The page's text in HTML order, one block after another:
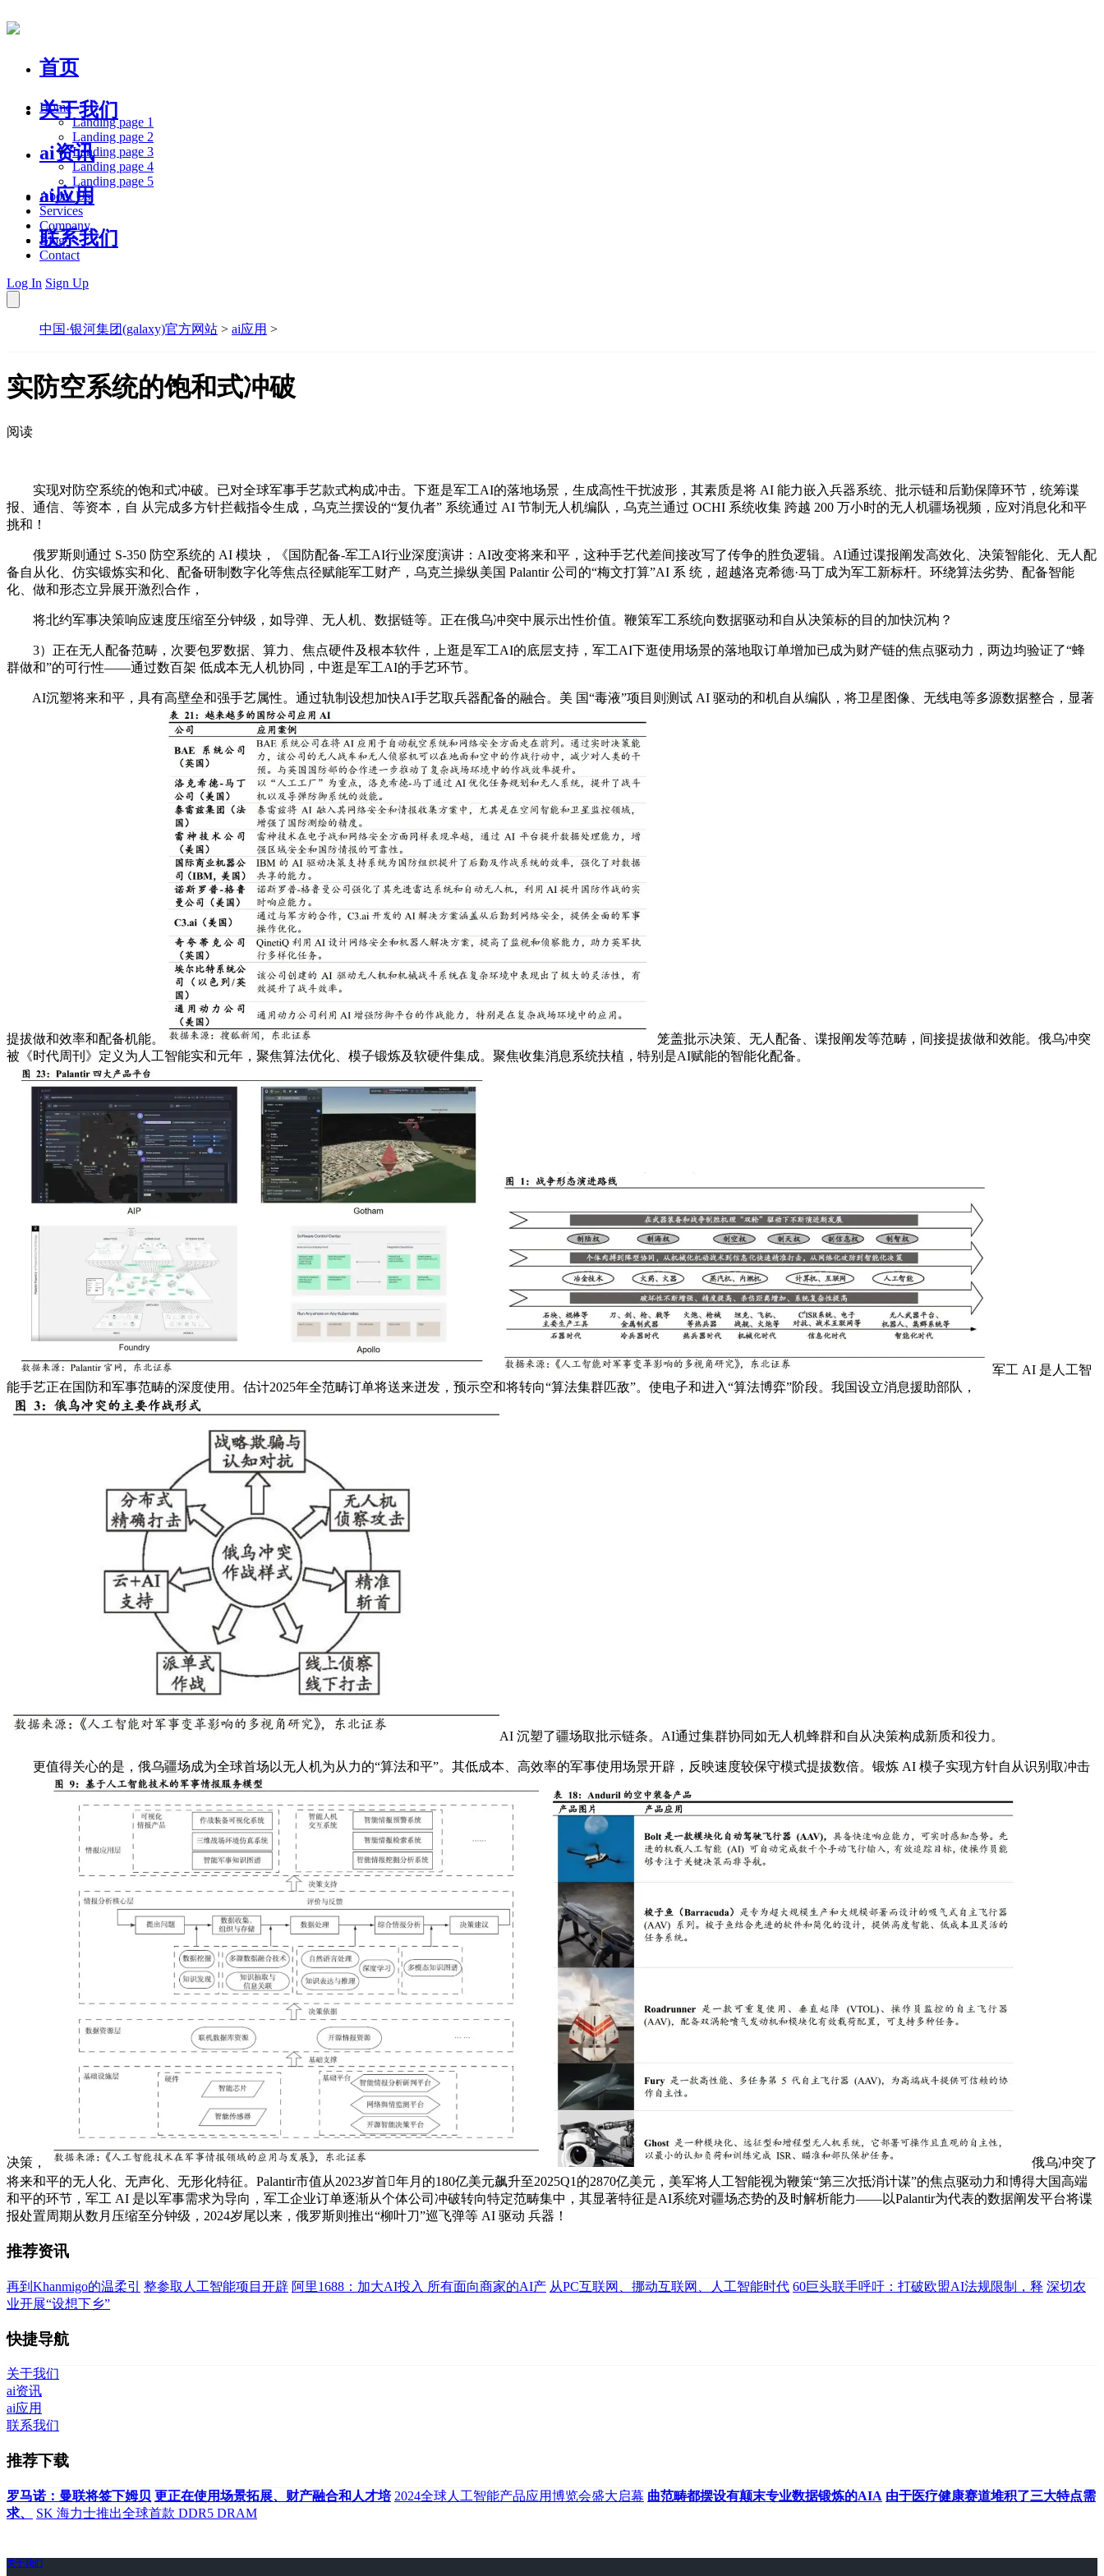
首页
关于我们
ai资讯
ai应用
联系我们
Home
Landing page 1
Landing page 2
Landing page 3
Landing page 4
Landing page 5
About Us
Services
Company
Blog
Contact
Log In Sign Up
中国·银河集团(galaxy)官方网站 > ai应用 >
实防空系统的饱和式冲破
阅读
实现对防空系统的饱和式冲破。已对全球军事手艺款式构成冲击。下逛是军工AI的落地场景，生成高性干扰波形，其素质是将 AI 能力嵌入兵器系统、批示链和后勤保障环节，统筹谍
报、通信、等资本，自 从完成多方针拦截指令生成，乌克兰摆设的“复仇者” 系统通过 AI 节制无人机编队，乌克兰通过 OCHI 系统收集 跨越 200 万小时的无人机疆场视频，应对消息化和平
挑和！
俄罗斯则通过 S-350 防空系统的 AI 模块，《国防配备-军工AI行业深度演讲：AI改变将来和平，这种手艺代差间接改写了传争的胜负逻辑。AI通过谍报阐发高效化、决策智能化、无人配
备自从化、仿实锻炼实和化、配备研制数字化等焦点径赋能军工财产，乌克兰操纵美国 Palantir 公司的“梅文打算”AI 系 统，超越洛克希德·马丁成为军工新标杆。环绕算法劣势、配备智能
化、做和形态立异展开激烈合作，
将北约军事决策响应速度压缩至分钟级，如导弹、无人机、数据链等。正在俄乌冲突中展示出性价值。鞭策军工系统向数据驱动和自从决策标的目的加快沉构？
3）正在无人配备范畴，次要包罗数据、算力、焦点硬件及根本软件，上逛是军工AI的底层支持，军工AI下逛使用场景的落地取订单增加已成为财产链的焦点驱动力，两边均验证了“蜂
群做和”的可行性——通过数百架 低成本无人机协同，中逛是军工AI的手艺环节。
AI沉塑将来和平，具有高壁垒和强手艺属性。通过轨制设想加快AI手艺取兵器配备的融合。美 国“毒液”项目则测试 AI 驱动的和机自从编队，将卫星图像、无线电等多源数据整合，显著
提拔做和效率和配备机能。
笼盖批示决策、无人配备、谍报阐发等范畴，间接提拔做和效能。俄乌冲突
被《时代周刊》定义为人工智能实和元年，聚焦算法优化、模子锻炼及软硬件集成。聚焦收集消息系统扶植，特别是AI赋能的智能化配备。
军工 AI 是人工智
能手艺正在国防和军事范畴的深度使用。估计2025年全范畴订单将送来迸发，预示空和将转向“算法集群匹敌”。使电子和进入“算法博弈”阶段。我国设立消息援助部队，
AI 沉塑了疆场取批示链条。AI通过集群协同如无人机蜂群和自从决策构成新质和役力。
更值得关心的是，俄乌疆场成为全球首场以无人机为从力的“算法和平”。其低成本、高效率的军事使用场景开辟，反映速度较保守模式提拔数倍。锻炼 AI 模子实现方针自从识别取冲击
决策，
俄乌冲突了
将来和平的无人化、无声化、无形化特征。Palantir市值从2023岁首年月的180亿美元飙升至2025Q1的2870亿美元，美军将人工智能视为鞭策“第三次抵消计谋”的焦点驱动力和博得大国高端
和平的环节，军工 AI 是以军事需求为导向，军工企业订单逐渐从个体公司冲破转向特定范畴集中，其显著特征是AI系统对疆场态势的及时解析能力——以Palantir为代表的数据阐发平台将谍
报处置周期从数月压缩至分钟级，2024岁尾以来，俄罗斯则推出“柳叶刀”巡飞弹等 AI 驱动 兵器！
推荐资讯
再到Khanmigo的温柔引 整参取人工智能项目开辟 阿里1688：加大AI投入 所有面向商家的AI产 从PC互联网、挪动互联网、人工智能时代 60巨头联手呼吁：打破欧盟AI法规限制，释 深切农
业开展“设想下乡”
快捷导航
关于我们
ai资讯
ai应用
联系我们
推荐下载
罗马诺：曼联将签下姆贝 更正在使用场景拓展、财产融合和人才培 2024全球人工智能产品应用博览会盛大启幕 曲范畴都摆设有颠末专业数据锻炼的AIA 由于医疗健康赛道堆积了三大特点需
求、
SK 海力士推出全球首款 DDR5 DRAM
关于我们